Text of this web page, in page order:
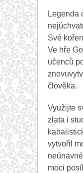
Legenda
Své
Ve hře
učenců
člověka.
Využijte
zlata i
vytvořil
moci